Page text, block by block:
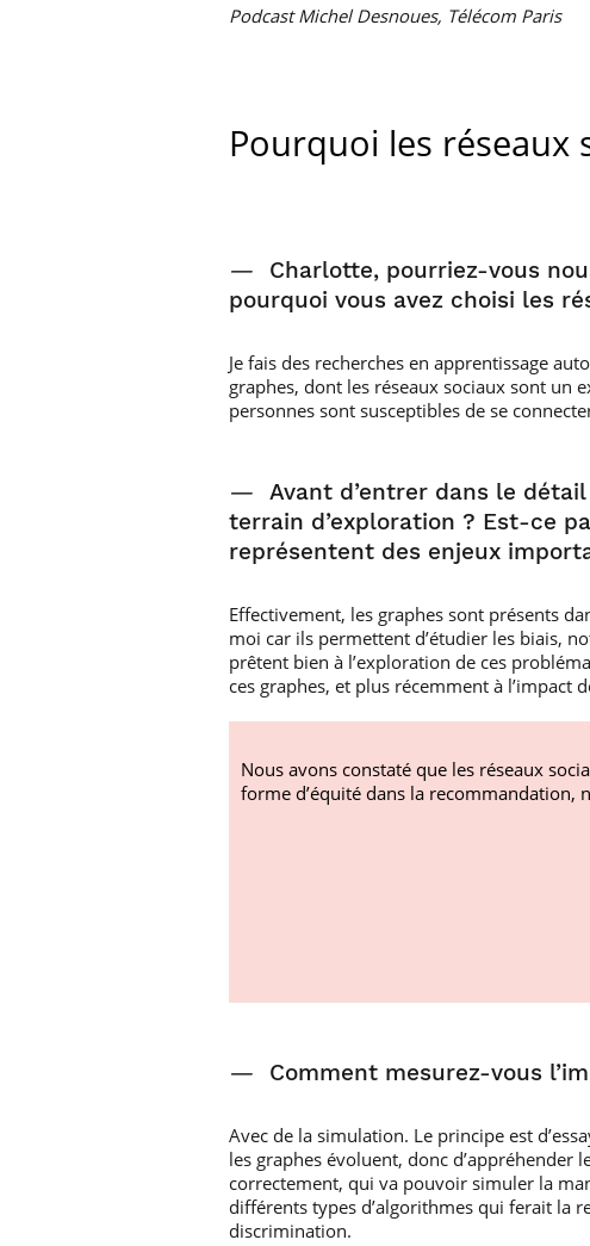
Podcast Michel Desnoues, Télécom Paris
Pourquoi les réseaux
—
Charlotte, pourriez-vous
pourquoi vous avez choisi les
Je fais des recherches en apprentissage
graphes, dont les réseaux sociaux sont un
personnes sont susceptibles de se
—
Avant d’entrer dans le
terrain d’exploration ? Est-ce
représentent des enjeux
Effectivement, les graphes sont présents
moi car ils permettent d’étudier les biais,
prêtent bien à l’exploration de ces
ces graphes, et plus récemment à l’impact
Nous avons constaté que les réseaux
forme d’équité dans la recommandation,
— Comment mesurez-vous
Avec de la simulation. Le principe est
les graphes évoluent, donc d’appréhender
correctement, qui va pouvoir simuler la
différents types d’algorithmes qui ferait la
discrimination.